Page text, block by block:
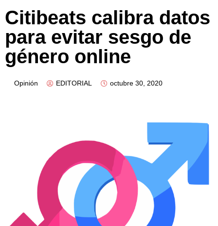
Citibeats calibra datos
para evitar sesgo de
género online
Opinión EDITORIAL octubre 30, 2020